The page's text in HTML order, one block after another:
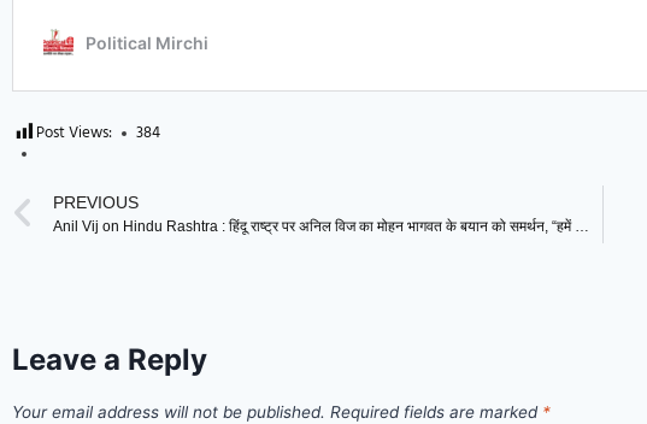
Post Views: 384
PREVIOUS
Leave a Reply
Your email address will not be published. Required fields are marked *